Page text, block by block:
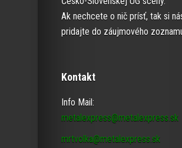
Ak nechcete o nič prísť, tak si
pridajte do záujmového
Kontakt
Info Mail:
metalexpress@metalexpress.sk
mrtvolka@metalexpress.sk